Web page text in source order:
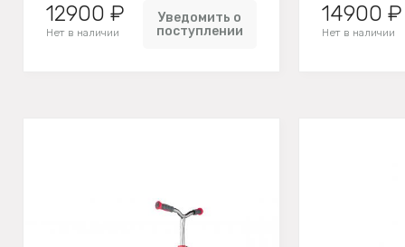
12900 ₽
Нет в наличии
Уведомить о
поступлении
14900 ₽
Нет в наличии